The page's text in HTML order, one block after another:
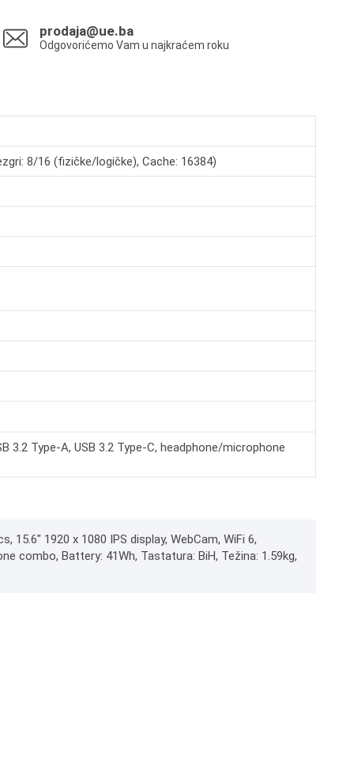
prodaja@ue.ba
Odgovorićemo Vam u najkraćem roku
8/16 (fizičke/logičke), Cache: 16384)
3.2 Type-A, USB 3.2 Type-C, headphone/microphone
15.6" 1920 x 1080 IPS display, WebCam, WiFi 6,
combo, Battery: 41Wh, Tastatura: BiH, Težina: 1.59kg,